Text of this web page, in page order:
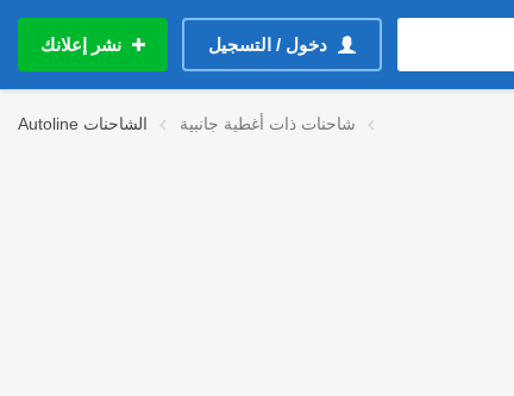
دخول / التسجيل نشر إعلانك
Autoline الشاحنات شاحنات ذات أغطية جانبية